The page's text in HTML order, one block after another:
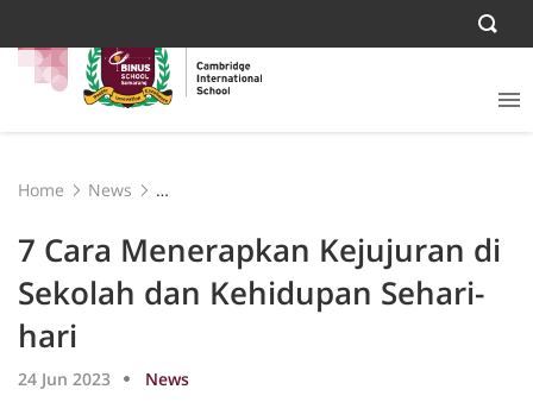
Home
News
7 Cara Menerapkan Kejujuran di
Sekolah dan Kehidupan Sehari-
hari
24 Jun 2023 News